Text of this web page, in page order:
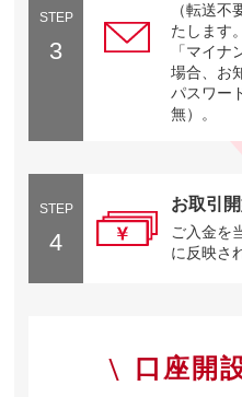
STEP
3
（転送
たします。
「マイ
場合、お
パスワー
無）。
STEP
4
お取引
ご入金を
に反映さ
口座開